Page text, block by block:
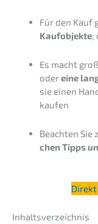
Für den Kauf
Kaufob­jek­te;
Es macht
odereine
sie einen
kaufen
Beach­ten Sie
chen Tipps
Inhalts­ver­zeich­nis